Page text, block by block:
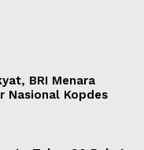
BRI Menara
Nasional Kopdes